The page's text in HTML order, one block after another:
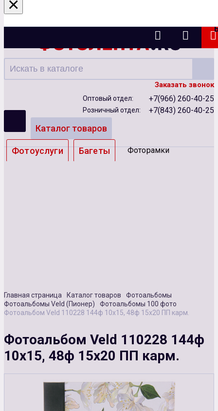
Казань
Заказать звонок
Оптовый отдел: +7(966) 260-40-25
Розничный отдел: +7(843) 260-40-25
Каталог товаров
Фотоуслуги Багеты Фоторамки
Главная страница Каталог товаров
Фотоальбомы
Фотоальбомы Veld (Пионер)
Фотоальбомы 100 фото
Фотоальбом Veld 110228 144ф 10х15, 48ф 15х20 ПП карм.
Фотоальбом Veld 110228 144ф
10х15, 48ф 15х20 ПП карм.
×